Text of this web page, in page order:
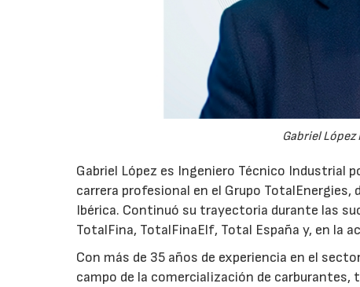
Gabriel López
Gabriel López es Ingeniero Técnico Industrial
carrera profesional en el Grupo
Ibérica. Continuó su trayectoria durante las
TotalFina, TotalFinaElf, Total España y, en la
Con más de 35 años de experiencia en el
campo de la comercialización de